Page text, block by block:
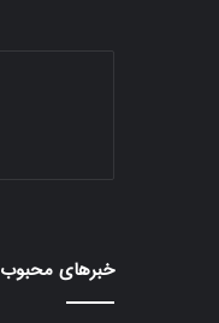
خبرهای محبوب